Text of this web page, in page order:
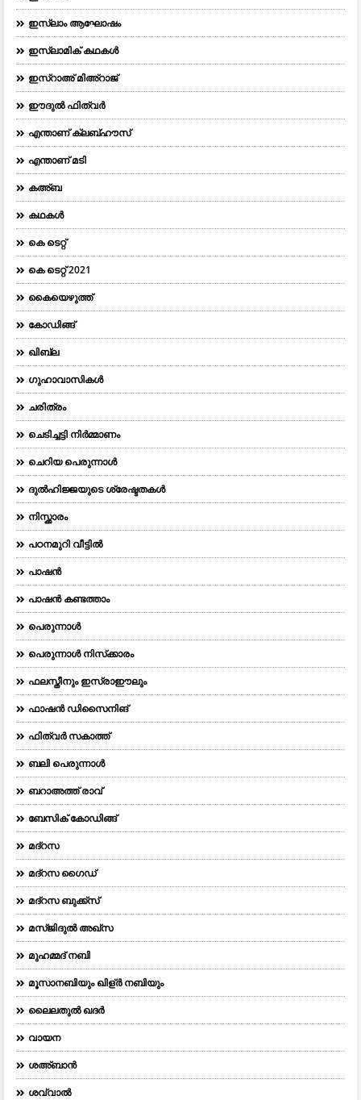
ഇസ്ലാം ആഘോഷം
ഇസ്ലാമിക് കഥകൾ
ഇസ്റാഅ് മിഅ്റാജ്
ഈദുല്‍ ഫിത്വര്‍
എന്താണ് ക്ലബ്ഹൗസ്
എന്താണ് മടി
കഅ്ബ
കഥകൾ
കെ ടെറ്റ്
കെ ടെറ്റ് 2021
കൈയെഴുത്ത്
കോഡിങ്ങ്
ഖിബ്‌ല
ഗുഹാവാസികൾ
ചരിത്രം
ചെടിച്ചട്ടി നിർമ്മാണം
ചെറിയ പെരുന്നാള്‍
ദുല്‍ഹിജ്ജയുടെ ശ്രേഷ്ടതകള്‍
നിസ്ക്കാരം
പഠനമുറി വീട്ടിൽ
പാഷൻ
പാഷൻ കണ്ടത്താം
പെരുന്നാള്‍
പെരുന്നാള്‍ നിസ്‌ക്കാരം
ഫലസ്തീനും ഇസ്രാഈലും
ഫാഷന്‍ ഡിസൈനിങ്‌
ഫിത്വർ സകാത്ത്
ബലി പെരുന്നാള്‍
ബറാഅത്ത് രാവ്
ബേസിക് കോഡിങ്ങ്
മദ്റസ
മദ്‌റസ ഗൈഡ്
മദ്റസ ബുക്ക്സ്
മസ്ജിദുല്‍ അഖ്‌സ
മുഹമ്മദ് നബി
മൂസാനബിയും ഖിള്ർ നബിയും
ലൈലതുല്‍ ഖദര്‍
വായന
ശഅ്ബാൻ
ശവ്വാൽ